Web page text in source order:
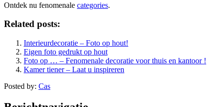
Ontdek nu fenomenale categories.
Related posts:
Interieurdecoratie – Foto op hout!
Eigen foto gedrukt op hout
Foto op … – Fenomenale decoratie voor thuis en kantoor !
Kamer tiener – Laat u inspireren
Posted by: Cas